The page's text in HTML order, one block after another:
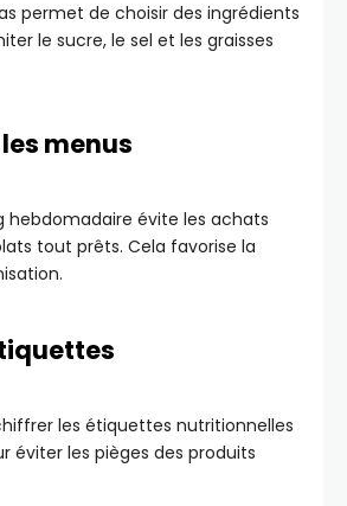
permet de choisir des ingrédients
le sucre, le sel et les graisses
menus
hebdomadaire évite les achats
tout prêts. Cela favorise la
les étiquettes nutritionnelles
éviter les pièges des produits